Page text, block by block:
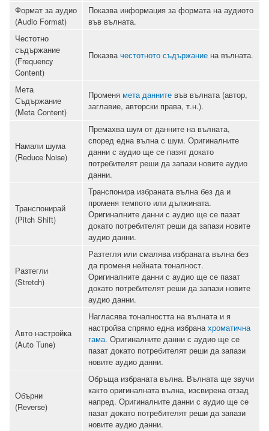
Формат за аудио
(Audio Format)
Показва информация за формата на аудиото
във вълната.
Честотно
съдържание
(Frequency
Content)
Показвачестотното съдържание на вълната.
Мета
Съдържание
(Meta Content)
Променя мета данните във вълната (автор,
заглавие, авторски права, т.н.).
Намали шума
(Reduce Noise)
Премахва шум от данните на вълната,
според една вълна с шум. Оригиналните
данни с аудио ще се пазят докато
потребителят реши да запази новите аудио
данни.
Транспонирай
(Pitch Shift)
Транспонира избраната вълна без да и
променя темпото или дължината.
Оригиналните данни с аудио ще се пазат
докато потребителят реши да запази новите
аудио данни.
Разтегли
(Stretch)
Разтегля или смалява избраната вълна без
да променя нейната тоналност.
Оригиналните данни с аудио ще се пазат
докато потребителят реши да запази новите
аудио данни.
Авто настройка
(Auto Tune)
Нагласява тоналността на вълната и я
настройва спрямо една избранахроматична
гама. Оригиналните данни с аудио ще се
пазат докато потребителят реши да запази
новите аудио данни.
Обърни
(Reverse)
Обръща избраната вълна. Вълната ще звучи
както оригиналната вълна, изсвирена отзад
напред. Оригиналните данни с аудио ще се
пазат докато потребителят реши да запази
новите аудио данни.